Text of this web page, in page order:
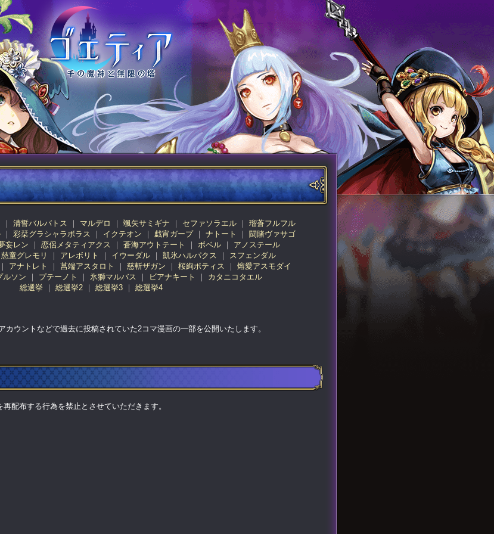
清誓バルバトス マルデロ 颯矢サミギナ セファソラエル
瑠蒼フルフル
彩栞グラシャラボラス イクテオン 戯宵ガープ ナトート
闘賭ヴァサゴ
妄レン 恋侶メタティアクス 蒼海アウトテート ボベル
アノステール
慈童グレモリ アレボリト イウーダル 凱氷ハルパクス
スフェンダル
アナトレト 菖端アスタロト 慈斬ザガン 桜絢ボティス
熔愛アスモダイ
ルソン プテーノト 氷獅マルバス ビアナキート
カタニコタエル
総選挙
総選挙2 総選挙3 総選挙4
カウントなどで過去に投稿されていた2コマ漫画の一部を公開いたします。
配布する行為を禁止とさせていただきます。